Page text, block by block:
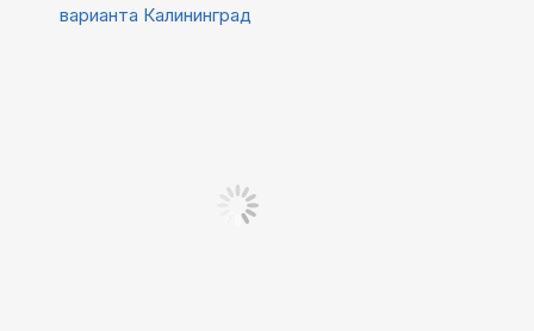
варианта Калининград